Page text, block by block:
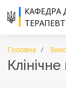
КАФЕДРА
Головна